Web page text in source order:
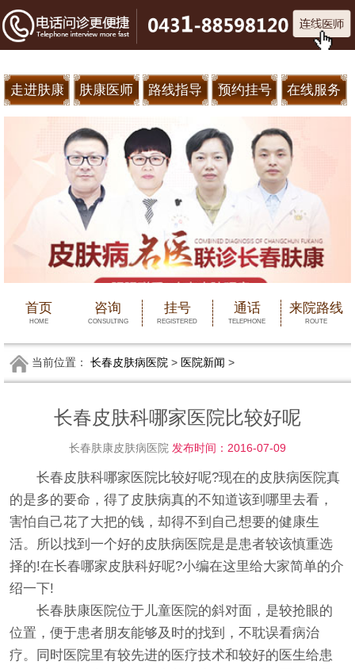
走进肤康 肤康医师 路线指导 预约挂号 在线服务
首页
HOME
咨询
CONSULTING
挂号
REGISTERED
通话
TELEPHONE
来院路线
ROUTE
当前位置： 长春皮肤病医院> 医院新闻 >
长春皮肤科哪家医院比较好呢
长春肤康皮肤病医院 发布时间：2016-07-09
长春皮肤科哪家医院比较好呢?现在的皮肤病医院真
的是多的要命，得了皮肤病真的不知道该到哪里去看，
害怕自己花了大把的钱，却得不到自己想要的健康生
活。所以找到一个好的皮肤病医院是是患者较该慎重选
择的!在长春哪家皮肤科好呢?小编在这里给大家简单的介
绍一下!
长春肤康医院位于儿童医院的斜对面，是较抢眼的
位置，便于患者朋友能够及时的找到，不耽误看病治
疗。同时医院里有较先进的医疗技术和较好的医生给患